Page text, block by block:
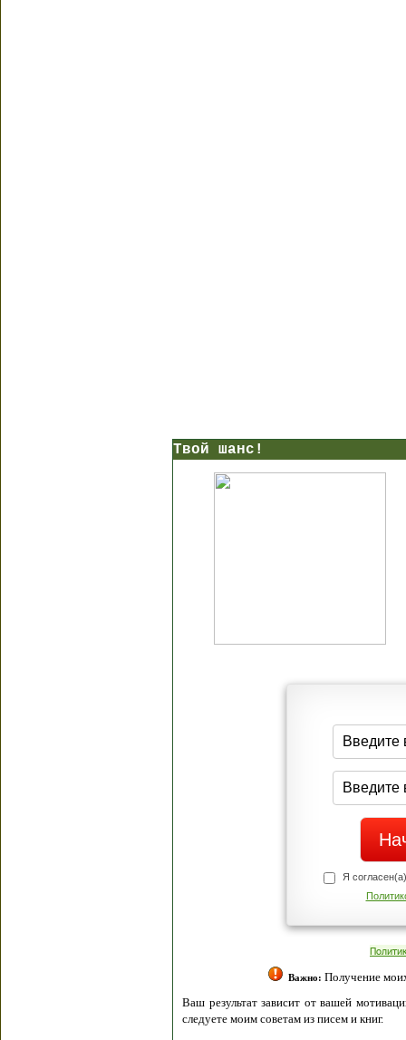
Твой шанс!
Я
Важно: Получение
Ваш результат зависит от вашей
следуете моим советам из писем и книг.